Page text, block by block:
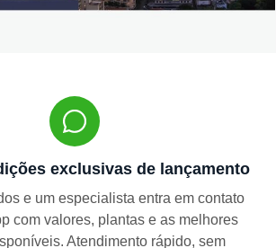
exclusivas de lançamento
e um especialista entra em contato
com valores, plantas e as melhores
Atendimento rápido, sem